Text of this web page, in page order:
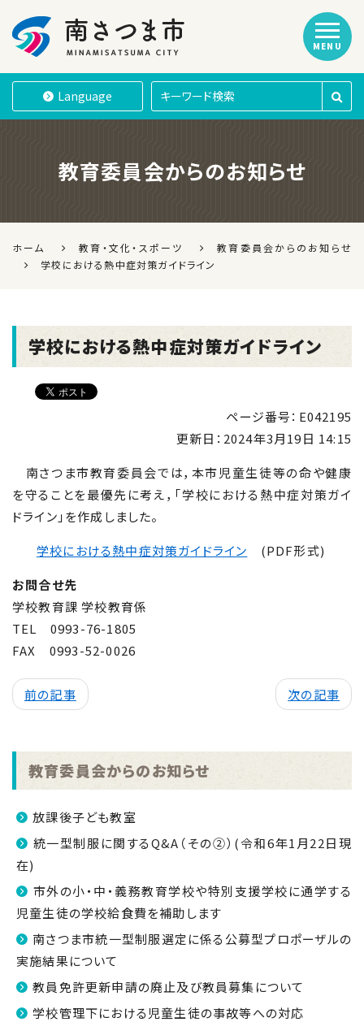
南さつま市
Language
MENU
教育委員会からのお知らせ
ホーム 教育・文化・スポーツ
教育委員会からのお知らせ
学校における熱中症対策ガイドライン
学校における熱中症対策ガイドライン
ページ番号：E042195
更新日： 2024年3月19日 14:15
南さつま市教育委員会では，本市児童生徒等の命や健康
を守ることを最優先に考え，「学校における熱中症対策ガイ
ドライン」を作成しました。
学校における熱中症対策ガイドライン (PDF形式)
お問合せ先
学校教育課 学校教育係
TEL 0993-76-1805
FAX 0993-52-0026
前の記事 次の記事
教育委員会からのお知らせ
放課後子ども教室
統一型制服に関するQ&A（その②）(令和6年1月22日現
在)
市外の小・中・義務教育学校や特別支援学校に通学する
児童生徒の学校給食費を補助します
南さつま市統一型制服選定に係る公募型プロポーザルの
実施結果について
教員免許更新申請の廃止及び教員募集について
学校管理下における児童生徒の事故等への対応